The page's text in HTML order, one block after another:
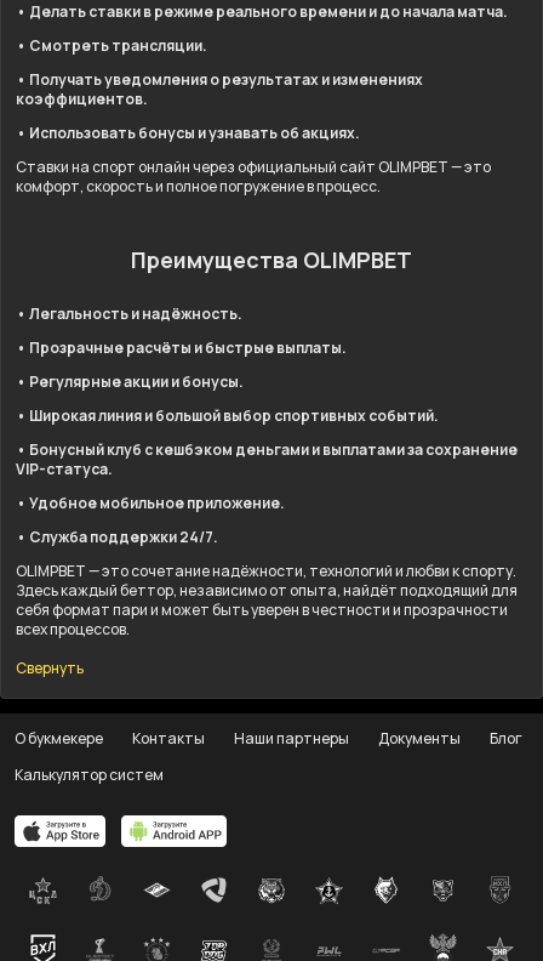
• Делать ставки в режиме реального времени и до начала матча.
• Смотреть трансляции.
• Получать уведомления о результатах и изменениях
коэффициентов.
• Использовать бонусы и узнавать об акциях.
Ставки на спорт онлайн через официальный сайт OLIMPBET — это
комфорт, скорость и полное погружение в процесс.
Преимущества OLIMPBET
• Легальность и надёжность.
• Прозрачные расчёты и быстрые выплаты.
• Регулярные акции и бонусы.
• Широкая линия и большой выбор спортивных событий.
• Бонусный клуб с кешбэком деньгами и выплатами за сохранение
VIP-статуса.
• Удобное мобильное приложение.
• Служба поддержки 24/7.
OLIMPBET — это сочетание надёжности, технологий и любви к спорту.
Здесь каждый беттор, независимо от опыта, найдёт подходящий для
себя формат пари и может быть уверен в честности и прозрачности
всех процессов.
Свернуть
О букмекере Контакты Наши партнеры Документы
Блог
Калькулятор систем